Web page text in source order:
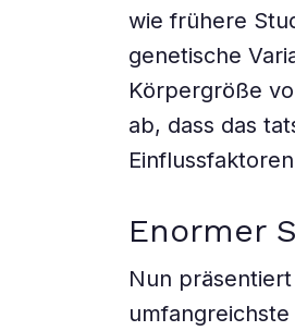
wie frühere
genetische
Körpergröße
ab, dass das
Enormer
Nun